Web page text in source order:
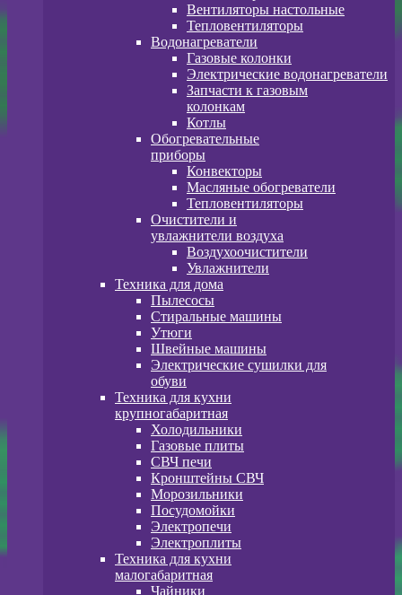
Вентиляторы настольные
Тепловентиляторы
Водонагреватели
Газовые колонки
Электрические водонагреватели
Запчасти к газовым
колонкам
Котлы
Обогревательные
приборы
Конвекторы
Масляные обогреватели
Тепловентиляторы
Очистители и
увлажнители воздуха
Воздухоочистители
Увлажнители
Техника для дома
Пылесосы
Стиральные машины
Утюги
Швейные машины
Электрические сушилки для
обуви
Техника для кухни
крупногабаритная
Холодильники
Газовые плиты
СВЧ печи
Кронштейны СВЧ
Морозильники
Посудомойки
Электропечи
Электроплиты
Техника для кухни
малогабаритная
Чайники